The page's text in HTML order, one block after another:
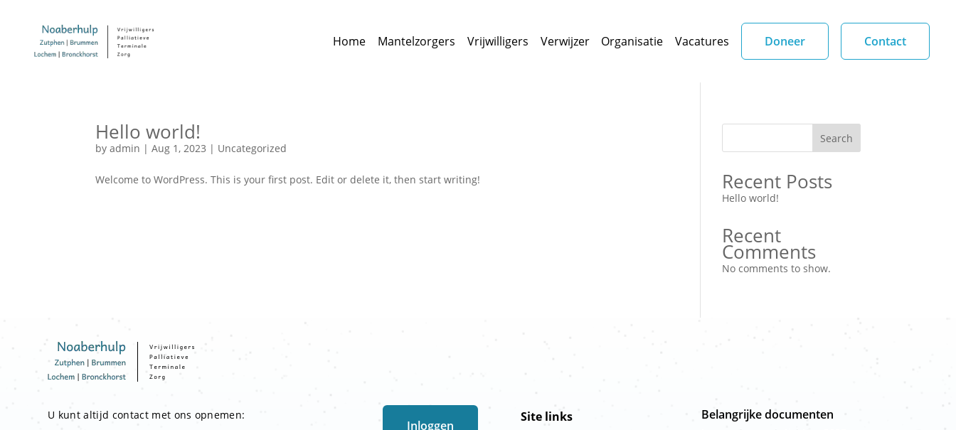
Home Mantelzorgers Vrijwilligers Verwijzer Organisatie Vacatures Doneer Contact
Hello world!
byadmin |Aug 1, 2023 | Uncategorized
Welcome to WordPress. This is your first post. Edit or delete it, then start writing!
Search
Recent Posts
Hello world!
Recent
Comments
No comments to show.
U kunt altijd contact met ons opnemen:
Inloggen
Site links Belangrijke documenten